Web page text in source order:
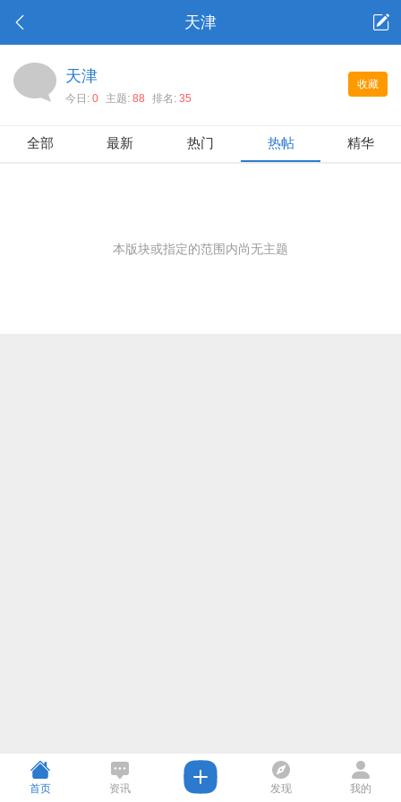
天津
收藏
天津
今日: 0 主题: 88 排名: 35
全部 最新 热门 热帖 精华
本版块或指定的范围内尚无主题
首页 资讯 发现 我的